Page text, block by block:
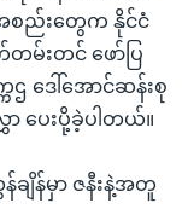
အစည်းတွေက နိုင်ငံ
တမ်းတင် ဖော်ပြ
ဒေါ်အောင်ဆန်းစု
ပေးပို့ခဲ့ပါတယ်။
ျိန်မှာ ဇနီးနဲ့အတူ